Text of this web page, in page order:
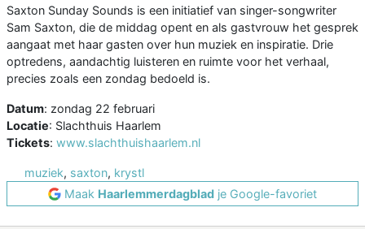
Saxton Sunday Sounds is een initiatief van singer-songwriter
Sam Saxton, die de middag opent en als gastvrouw het gesprek
aangaat met haar gasten over hun muziek en inspiratie. Drie
optredens, aandachtig luisteren en ruimte voor het verhaal,
precies zoals een zondag bedoeld is.
Datum: zondag 22 februari
Locatie: Slachthuis Haarlem
Tickets: www.slachthuishaarlem.nl
muziek, saxton, krystl
Maak Haarlemmerdagblad je Google-favoriet